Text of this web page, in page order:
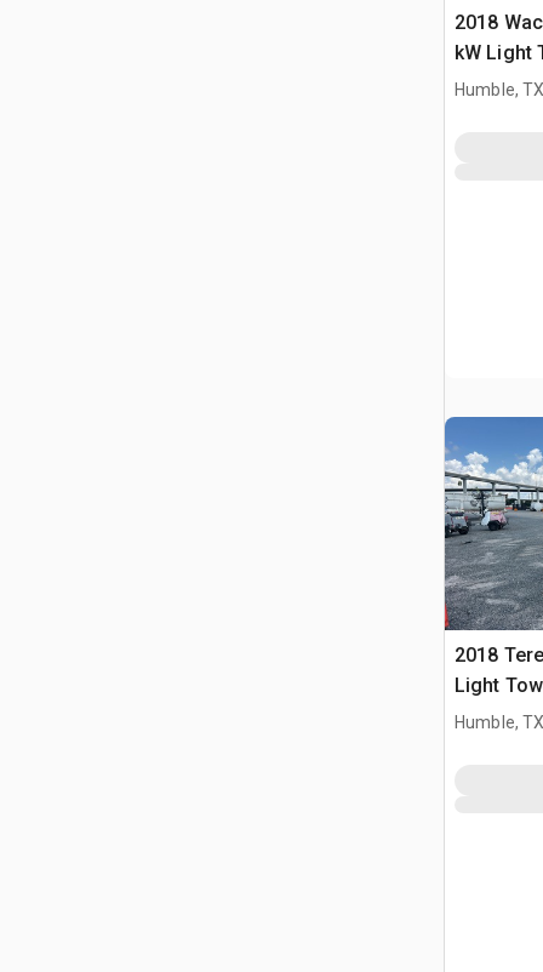
2018
kW Light
Humble,
2018
Light
Humble,